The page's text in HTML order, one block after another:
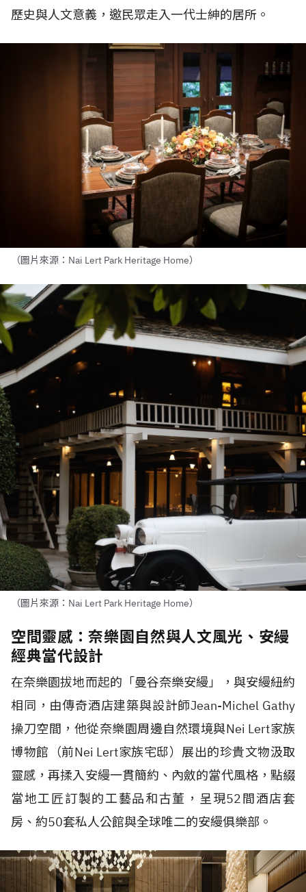
歷史與人文意義，邀民眾走入一代士紳的居所。
（圖片來源：Nai Lert Park Heritage Home）
（圖片來源：Nai Lert Park Heritage Home）
空間靈感：奈樂園自然與人文風光、安縵
經典當代設計
在奈樂園拔地而起的「曼谷奈樂安縵」，與安縵紐約
相同，由傳奇酒店建築與設計師Jean-Michel Gathy
操刀空間，他從奈樂園周邊自然環境與Nei Lert家族
博物館（前Nei Lert家族宅邸）展出的珍貴文物汲取
靈感，再揉入安縵一貫簡約、內斂的當代風格，點綴
當地工匠訂製的工藝品和古董，呈現52間酒店套
房、約50套私人公館與全球唯二的安縵俱樂部。